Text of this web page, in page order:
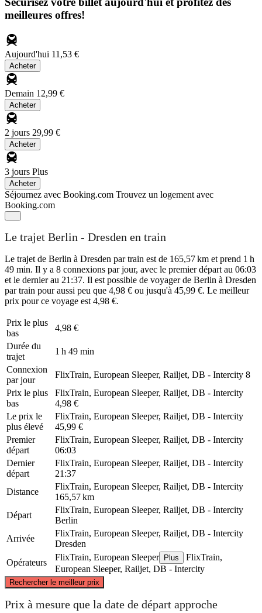
meilleures offres!
Aujourd'hui 11,53 €
Acheter
Demain 12,99 €
Acheter
2 jours 29,99 €
Acheter
3 jours Plus
Acheter
Séjournez avec Booking.com Trouvez un logement avec
Booking.com
Le trajet Berlin - Dresden en train
Le trajet de Berlin à Dresden par train est de 165,57 km et prend 1 h
49 min. Il y a 8 connexions par jour, avec le premier départ au 06:03
et le dernier au 21:37. Il est possible de voyager de Berlin à Dresden
par train pour aussi peu que 4,98 € ou jusqu'à 45,99 €. Le meilleur
prix pour ce voyage est 4,98 €.
Prix ​​le plus
bas
4,98 €
Durée du
trajet
1 h 49 min
Connexion
par jour
FlixTrain, European Sleeper, Railjet, DB - Intercity 8
Prix ​​le plus
bas
FlixTrain, European Sleeper, Railjet, DB - Intercity
4,98 €
Le prix le
plus élevé
FlixTrain, European Sleeper, Railjet, DB - Intercity
45,99 €
Premier
départ
FlixTrain, European Sleeper, Railjet, DB - Intercity
06:03
Dernier
départ
FlixTrain, European Sleeper, Railjet, DB - Intercity
21:37
Distance
FlixTrain, European Sleeper, Railjet, DB - Intercity
165,57 km
Départ
FlixTrain, European Sleeper, Railjet, DB - Intercity
Berlin
Arrivée
FlixTrain, European Sleeper, Railjet, DB - Intercity
Dresden
Opérateurs
FlixTrain, European Sleeper Plus
FlixTrain,
European Sleeper, Railjet, DB - Intercity
Rechercher le meilleur prix
©CARTO, © OpenStreetMap
Prix à mesure que la date de départ approche